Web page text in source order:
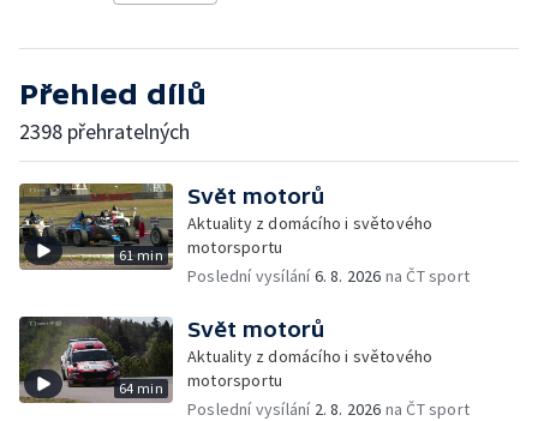
Přehled dílů
2398 přehratelných
61 min
Svět motorů
Aktuality z domácího i světového
motorsportu
Poslední vysílání6. 8. 2026 na ČT sport
64 min
Svět motorů
Aktuality z domácího i světového
motorsportu
Poslední vysílání 2. 8. 2026 na ČT sport